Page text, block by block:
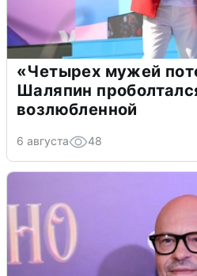
«Четырех мужей
Шаляпин
возлюбленной
6 августа 48